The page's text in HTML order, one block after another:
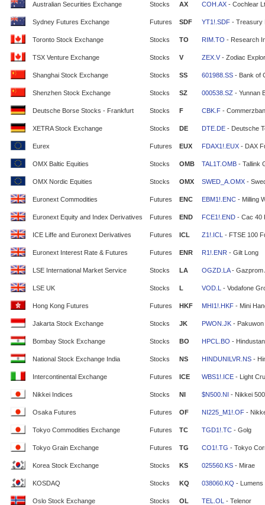
Australian Securities Exchange Stocks AX COH.AX - Cochlear
Sydney Futures Exchange Futures SDF YT1!.SDF - Treasury
Toronto Stock Exchange Stocks TO RIM.TO - Research
TSX Venture Exchange Stocks V ZEX.V - Zodiac
Shanghai Stock Exchange Stocks SS 601988.SS - Bank of
Shenzhen Stock Exchange Stocks SZ 000538.SZ - Yunnan
Deutsche Borse Stocks - Frankfurt Stocks F CBK.F -
XETRA Stock Exchange Stocks DE DTE.DE - Deutsche
Eurex Futures EUX FDAX1!.EUX - DAX
OMX Baltic Equities Stocks OMB TAL1T.OMB - Tallink
OMX Nordic Equities Stocks OMX SWED_A.OMX -
Euronext Commodities Futures ENC EBM1!.ENC - Milling
Euronext Equity and Index Derivatives Futures END FCE1!.END - Cac 40
ICE Liffe and Euronext Derivatives Futures ICL Z1!.ICL - FTSE 100
Euronext Interest Rate & Futures Futures ENR R1!.ENR - Gilt Long
LSE International Market Service Stocks LA OGZD.LA- Gazprom
LSE UK Stocks L VOD.L - Vodafone
Hong Kong Futures Futures HKF MHI1!.HKF - Mini
Jakarta Stock Exchange Stocks JK PWON.JK -
Bombay Stock Exchange Stocks BO HPCL.BO -
National Stock Exchange India Stocks NS HINDUNILVR.NS -
Intercontinental Exchange Futures ICE WBS1!.ICE - Light
Nikkei Indices Stocks NI $N500.NI - Nikkei 500
Osaka Futures Futures OF NI225_M1!.OF -
Tokyo Commodities Exchange Futures TC TGD1!.TC - Golg
Tokyo Grain Exchange Futures TG CO1!.TG - Tokyo
Korea Stock Exchange Stocks KS 025560.KS - Mirae
KOSDAQ Stocks KQ 038060.KQ - Lumens
Oslo Stock Exchange Stocks OL TEL.OL - Telenor